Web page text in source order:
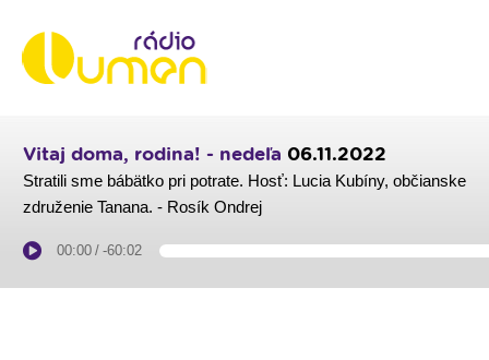
Vitaj doma, rodina! - nedeľa 06.11.2022
Stratili sme bábätko pri potrate. Hosť: Lucia Kubíny, občianske
združenie Tanana. - Rosík Ondrej
00:00 / -60:02